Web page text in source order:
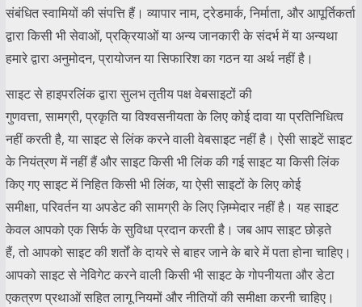
संबंधित स्वामियों की संपत्ति हैं। व्यापार नाम, ट्रेडमार्क, निर्माता, और आपूर्तिकर्ता
द्वारा किसी भी सेवाओं, प्रक्रियाओं या अन्य जानकारी के संदर्भ में या अन्यथा
हमारे द्वारा अनुमोदन, प्रायोजन या सिफारिश का गठन या अर्थ नहीं है।
साइट से हाइपरलिंक द्वारा सुलभ तृतीय पक्ष वेबसाइटों की
गुणवत्ता, सामग्री, प्रकृति या विश्वसनीयता के लिए कोई दावा या प्रतिनिधित्व
नहीं करती है, या साइट से लिंक करने वाली वेबसाइट नहीं है। ऐसी साइटें साइट
के नियंत्रण में नहीं हैं और साइट किसी भी लिंक की गई साइट या किसी लिंक
किए गए साइट में निहित किसी भी लिंक, या ऐसी साइटों के लिए कोई
समीक्षा, परिवर्तन या अपडेट की सामग्री के लिए ज़िम्मेदार नहीं है। यह साइट
केवल आपको एक सिर्फ के सुविधा प्रदान करती है। जब आप साइट छोड़ते
हैं, तो आपको साइट की शर्तों के दायरे से बाहर जाने के बारे में पता होना चाहिए।
आपको साइट से नेविगेट करने वाली किसी भी साइट के गोपनीयता और डेटा
एकत्रण प्रथाओं सहित लागू नियमों और नीतियों की समीक्षा करनी चाहिए।